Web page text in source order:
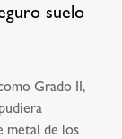
suelo
Grado II,
metal de los